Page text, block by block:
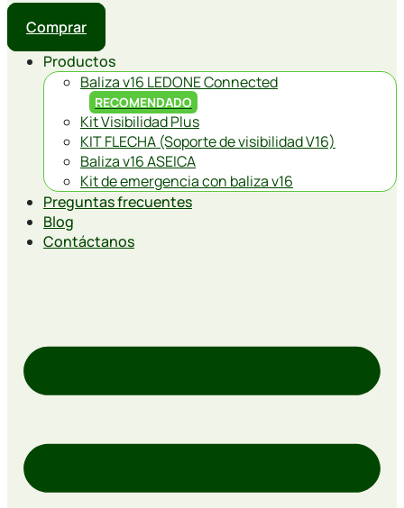
Comprar
Productos
Baliza v16 LEDONE Connected
RECOMENDADO
Kit Visibilidad Plus
KIT FLECHA (Soporte de visibilidad V16)
Baliza v16 ASEICA
Kit de emergencia con baliza v16
Preguntas frecuentes
Blog
Contáctanos